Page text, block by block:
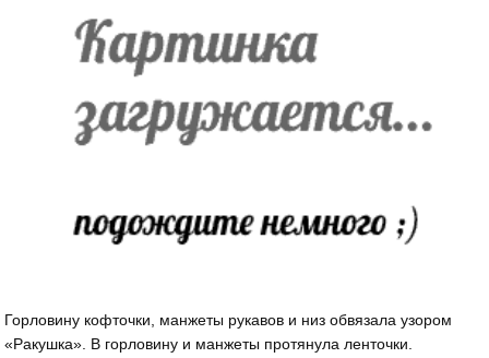
Горловину кофточки, манжеты рукавов и низ обвязала узором
«Ракушка». В горловину и манжеты протянула ленточки.